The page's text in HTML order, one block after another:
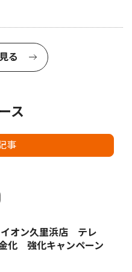
る
ス
事
イオン久里浜店 テレ
化 強化キャンペーン